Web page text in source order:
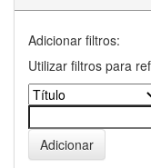
Adicionar filtros:
Utilizar filtros para